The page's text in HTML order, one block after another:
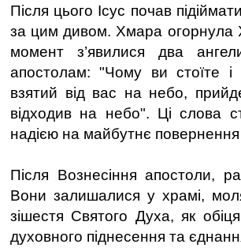
Після цього Ісус почав
за цим дивом. Хмара огорнула
момент з’явилися два
апостолам: "Чому ви стоїте
взятий від вас на небо,
відходив на небо". Ці слова
надією на майбутнє
Після Вознесіння апостоли,
Вони залишалися у храмі,
зішестя Святого Духа, як
духовного піднесення та